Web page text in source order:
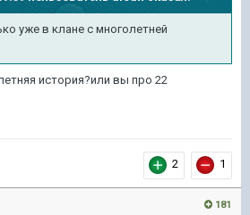
уже в клане с многолетней
история?или вы про 22
2 1
181